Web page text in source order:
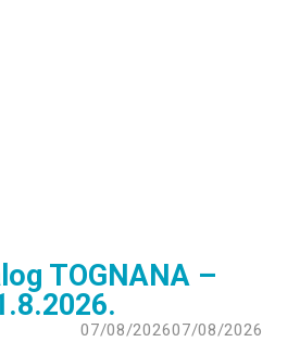
TOGNANA –
07/08/202607/08/2026